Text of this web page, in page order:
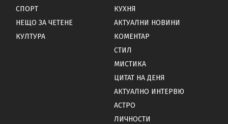
СПОРТ
НЕЩО ЗА ЧЕТЕНЕ
КУЛТУРА
КУХНЯ
АКТУАЛНИ НОВИНИ
КОМЕНТАР
СТИЛ
МИСТИКА
ЦИТАТ НА ДЕНЯ
АКТУАЛНО ИНТЕРВЮ
АСТРО
ЛИЧНОСТИ